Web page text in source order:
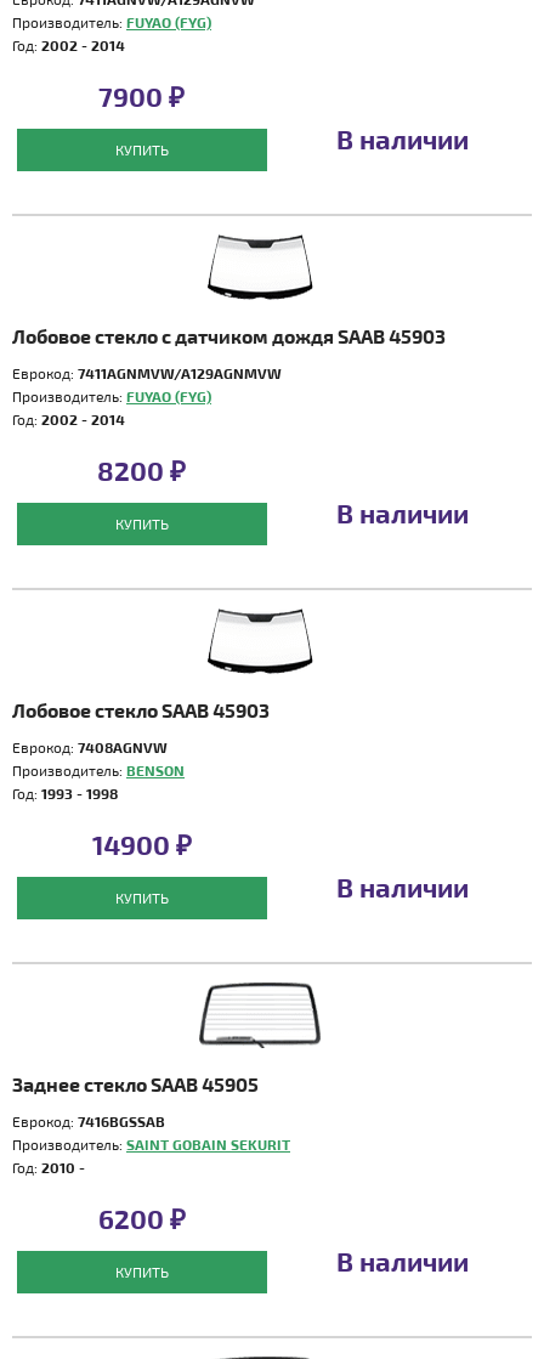
Производитель: FUYAO (FYG)
Год: 2002 - 2014
7900 ₽
КУПИТЬ В наличии
Лобовое стекло с датчиком дождя SAAB 45903
Еврокод: 7411AGNMVW/A129AGNMVW
Производитель: FUYAO (FYG)
Год: 2002 - 2014
8200 ₽
КУПИТЬ В наличии
Лобовое стекло SAAB 45903
Еврокод: 7408AGNVW
Производитель: BENSON
Год: 1993 - 1998
14900 ₽
КУПИТЬ В наличии
Заднее стекло SAAB 45905
Еврокод: 7416BGSSAB
Производитель: SAINT GOBAIN SEKURIT
Год: 2010 -
6200 ₽
КУПИТЬ В наличии